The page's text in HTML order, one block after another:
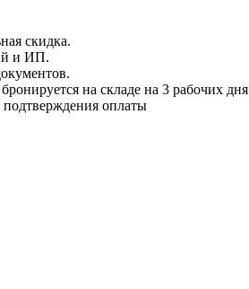
скидка.
и ИП.
на складе на 3 рабочих дня
подтверждения оплаты